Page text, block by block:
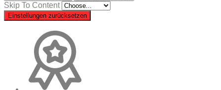
Skip To Content
Einstellungen zurücksetzen